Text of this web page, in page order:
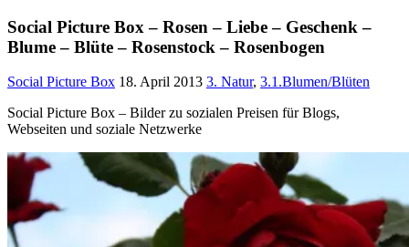
Social Picture Box – Rosen – Liebe – Geschenk –
Blume – Blüte – Rosenstock – Rosenbogen
Social Picture Box 18. April 2013 3. Natur, 3.1.Blumen/Blüten
Social Picture Box – Bilder zu sozialen Preisen für Blogs,
Webseiten und soziale Netzwerke